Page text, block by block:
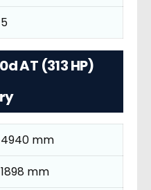
5
AT (313 HP)
4940 mm
1898 mm